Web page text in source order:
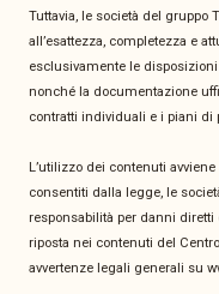
Tuttavia, le società del
all’esattezza, completezza e
esclusivamente le
nonché la documentazione
contratti individuali e i piani di
L’utilizzo dei contenuti
consentiti dalla legge, le
responsabilità per danni
riposta nei contenuti del
avvertenze legali generali su